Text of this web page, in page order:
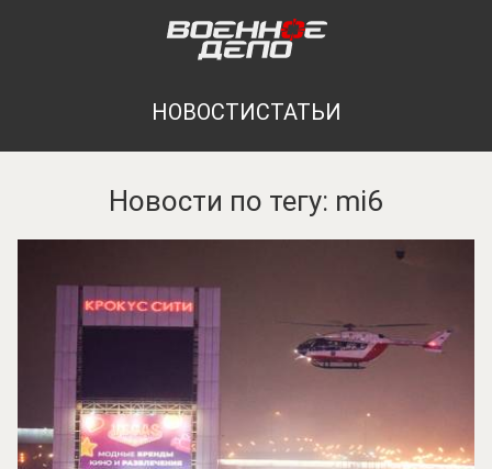
НОВОСТИСТАТЬИ
Новости по тегу: mi6